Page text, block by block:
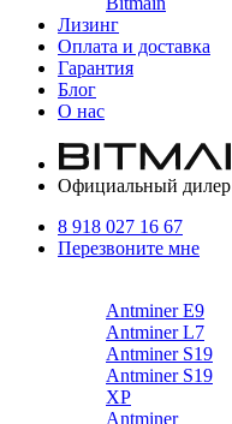
Лизинг
Оплата и доставка
Гарантия
Блог
О нас
Официальный дилер
8 918 027 16 67
Перезвоните мне
Antminer E9
Antminer L7
Antminer S19
Antminer S19
XP
Antminer